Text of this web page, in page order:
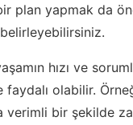
plan yapmak da
hızı ve
faydalı olabilir.
verimli bir şekilde